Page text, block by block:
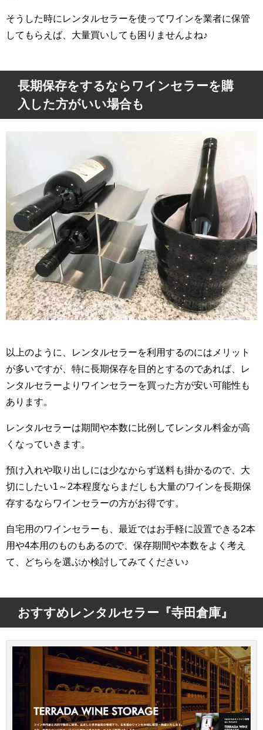
そうした時にレンタルセラーを使ってワインを業者に保管
してもらえば、大量買いしても困りませんよね♪
長期保存をするならワインセラーを購
入した方がいい場合も
以上のように、レンタルセラーを利用するのにはメリット
が多いですが、特に長期保存を目的とするのであれば、レ
ンタルセラーよりワインセラーを買った方が安い可能性も
あります。
レンタルセラーは期間や本数に比例してレンタル料金が高
くなっていきます。
預け入れや取り出しには少なからず送料も掛かるので、大
切にしたい1～2本程度ならまだしも大量のワインを長期保
存するならワインセラーの方がお得です。
自宅用のワインセラーも、最近ではお手軽に設置できる2本
用や4本用のものもあるので、保存期間や本数をよく考え
て、どちらを選ぶか検討してみてください♪
おすすめレンタルセラー『寺田倉庫』